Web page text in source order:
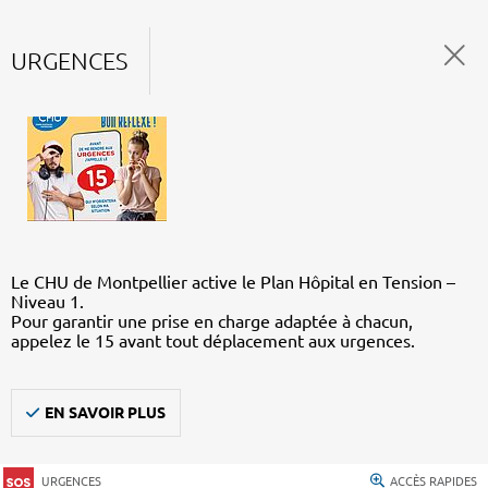
URGENCES
Le CHU de Montpellier active le Plan Hôpital en Tension –
Niveau 1.
Pour garantir une prise en charge adaptée à chacun,
appelez le 15 avant tout déplacement aux urgences.
EN SAVOIR PLUS
URGENCES ACCÈS RAPIDES